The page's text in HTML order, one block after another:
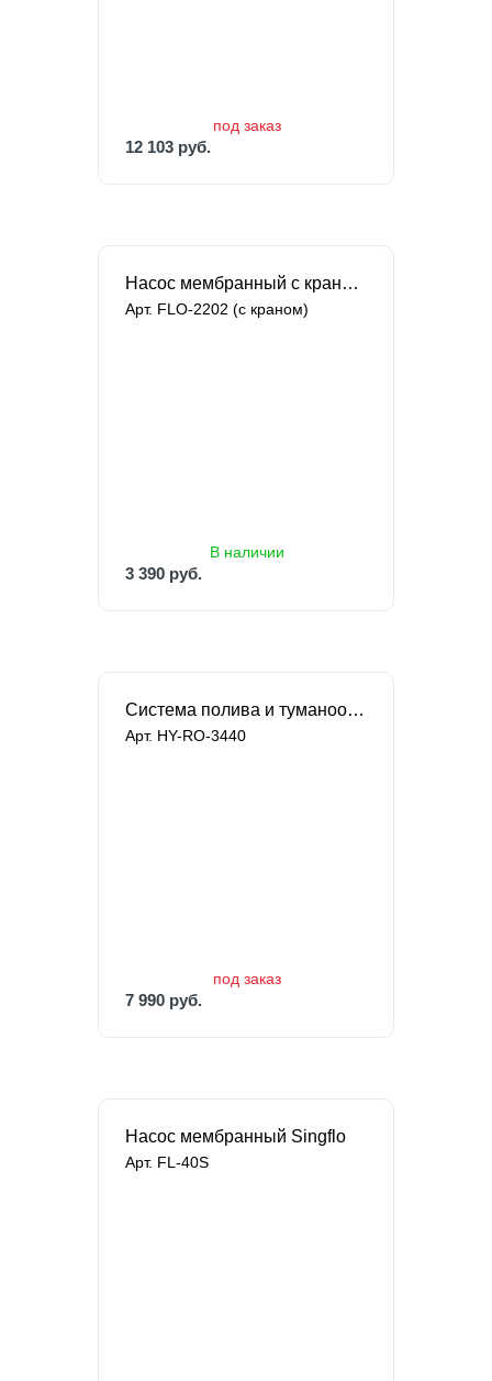
под заказ
12 103 руб.
Насос мембранный с краном Singflo
Арт. FLO-2202 (c краном)
В наличии
3 390 руб.
Система полива и туманообразования Singflo
Арт. HY-RO-3440
под заказ
7 990 руб.
Насос мембранный Singflo
Арт. FL-40S